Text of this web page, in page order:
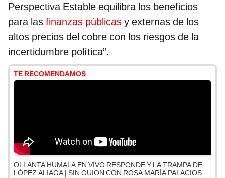
Perspectiva Estable equilibra los beneficios
para las finanzas públicas y externas de los
altos precios del cobre con los riesgos de la
incertidumbre política”.
TE RECOMENDAMOS
OLLANTA HUMALA EN VIVO RESPONDE Y LA TRAMPA DE
LÓPEZ ALIAGA | SIN GUION CON ROSA MARÍA PALACIOS